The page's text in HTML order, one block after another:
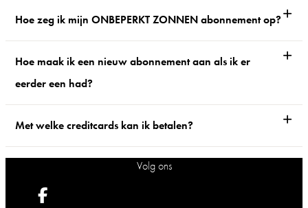
Hoe zeg ik mijn ONBEPERKT ZONNEN abonnement op?
Hoe maak ik een nieuw abonnement aan als ik er
eerder een had?
Met welke creditcards kan ik betalen?
Volg ons